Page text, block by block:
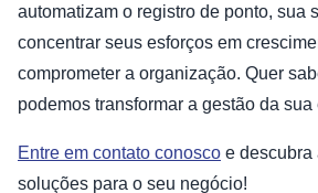
automatizam o registro de ponto, sua
concentrar seus esforços em
comprometer a organização. Quer
podemos transformar a gestão da
Entre em contato conosco e descubra
soluções para o seu negócio!